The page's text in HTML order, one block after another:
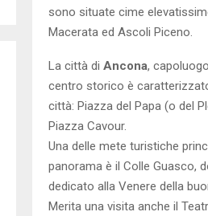
sono situate cime
Macerata ed Ascoli Piceno.
La città di Ancona,
centro storico è
città: Piazza del Papa (o del
Piazza Cavour.
Una delle mete turistiche
panorama è il Colle Guasco,
dedicato alla Venere della
Merita una visita anche il